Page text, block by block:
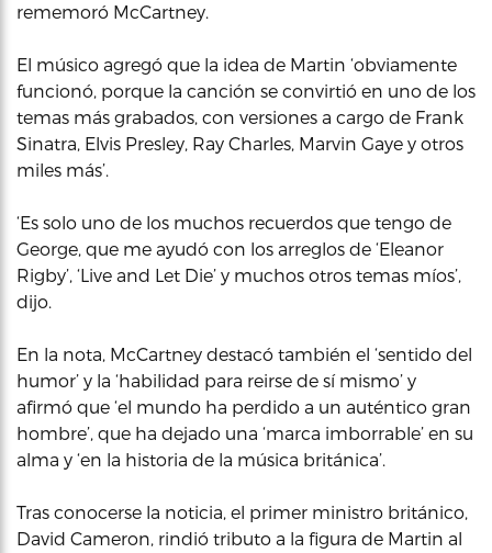
rememoró McCartney.
El músico agregó que la idea de Martin ‘obviamente
funcionó, porque la canción se convirtió en uno de los
temas más grabados, con versiones a cargo de Frank
Sinatra, Elvis Presley, Ray Charles, Marvin Gaye y otros
miles más’.
‘Es solo uno de los muchos recuerdos que tengo de
George, que me ayudó con los arreglos de ‘Eleanor
Rigby’, ‘Live and Let Die’ y muchos otros temas míos’,
dijo.
En la nota, McCartney destacó también el ‘sentido del
humor’ y la ‘habilidad para reirse de sí mismo’ y
afirmó que ‘el mundo ha perdido a un auténtico gran
hombre’, que ha dejado una ‘marca imborrable’ en su
alma y ‘en la historia de la música británica’.
Tras conocerse la noticia, el primer ministro británico,
David Cameron, rindió tributo a la figura de Martin al